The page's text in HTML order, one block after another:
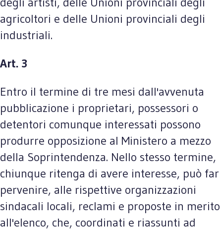
agricoltori e delle Unioni provinciali degli
industriali.
Art. 3
Entro il termine di tre mesi dall'avvenuta
pubblicazione i proprietari, possessori o
detentori comunque interessati possono
produrre opposizione al Ministero a mezzo
della Soprintendenza. Nello stesso termine,
chiunque ritenga di avere interesse, può far
pervenire, alle rispettive organizzazioni
sindacali locali, reclami e proposte in merito
all'elenco, che, coordinati e riassunti ad